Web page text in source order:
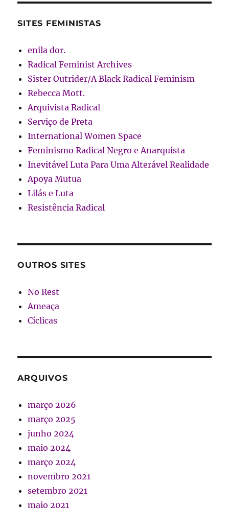
SITES FEMINISTAS
enila dor.
Radical Feminist Archives
Sister Outrider/A Black Radical Feminism
Rebecca Mott.
Arquivista Radical
Serviço de Preta
International Women Space
Feminismo Radical Negro e Anarquista
Inevitável Luta Para Uma Alterável Realidade
Apoya Mutua
Lilás e Luta
Resistência Radical
OUTROS SITES
No Rest
Ameaça
Cíclicas
ARQUIVOS
março 2026
março 2025
junho 2024
maio 2024
março 2024
novembro 2021
setembro 2021
maio 2021